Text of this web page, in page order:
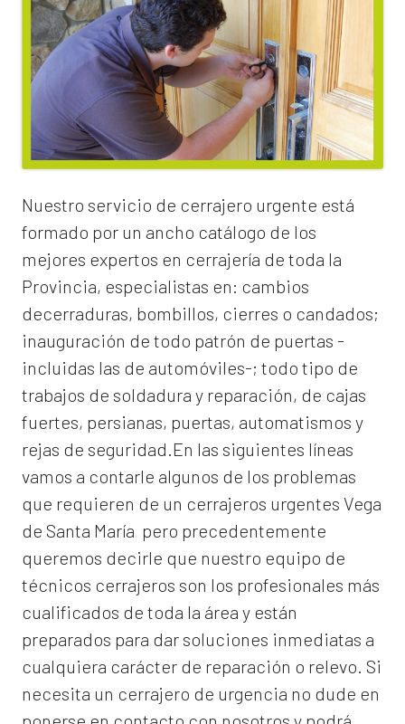
Nuestro servicio de cerrajero urgente está
formado por un ancho catálogo de los
mejores expertos en cerrajería de toda la
Provincia, especialistas en: cambios
decerraduras, bombillos, cierres o candados;
inauguración de todo patrón de puertas -
incluidas las de automóviles-; todo tipo de
trabajos de soldadura y reparación, de cajas
fuertes, persianas, puertas, automatismos y
rejas de seguridad.En las siguientes líneas
vamos a contarle algunos de los problemas
que requieren de un cerrajeros urgentes Vega
de Santa María pero precedentemente
queremos decirle que nuestro equipo de
técnicos cerrajeros son los profesionales más
cualificados de toda la área y están
preparados para dar soluciones inmediatas a
cualquiera carácter de reparación o relevo. Si
necesita un cerrajero de urgencia no dude en